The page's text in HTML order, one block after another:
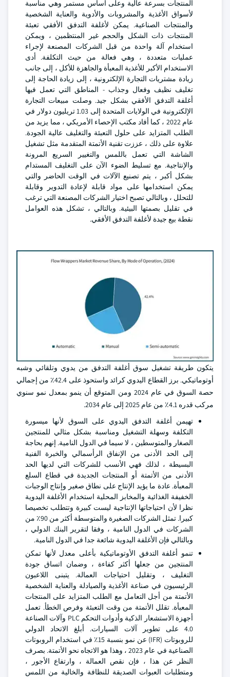
المنتجات بسرعة عالية وعلى أساس مستمر وهي مناسبة
لأسواق الأغذية والمشروبات والأدوية والعناية الشخصية
والمنتجات الصناعية. يمكن لأغلفة التدفق الأفقي تعبئة
المنتجات ذات الشكل والحجم غير المنتظمين ، ويمكن
استخدام آلة واحدة من قبل الشركات المصنعة لإجراء
عمليات متعددة ، وهي فعالة من حيث التكلفة. أدى
الاستخدام الأكبر للأغذية المعبأة والجاهزة للأكل ، إلى جانب
زيادة مشتريات التجارة الإلكترونية ، إلى زيادة الحاجة إلى
تغليف نظيف وفعال وجذاب - المناطق التي تعمل فيها
أغلفة التدفق الأفقي بشكل جيد. وصلت مبيعات التجارة
الإلكترونية في الولايات المتحدة إلى 1.03 تريليون دولار في
عام 2022 ، كما أفاد مكتب الإحصاء الأمريكي ، مما يزيد من
الطلب المتزايد على حلول التعبئة والتغليف عالية الجودة.
علاوة على ذلك ، عززت تقنية الأتمتة المتقدمة مثل تشغيل
الشاشة التي تعمل باللمس والتغيير السريع المرونة
والإنتاجية. مع تسليط الضوء الآن على التغليف المستدام
بشكل أكبر ، يتم تصنيع الآلات في الوقت الحاضر والتي
يمكن استخدامها على مواد قابلة لإعادة التدوير وقابلة
للتحلل ، وبالتالي تصبح اختيار الشركات المصنعة التي ترغب
في تقليل بصمتها البيئية. وبالتالي ، تشكل هذه العوامل
نقطة بيع جيدة لأغلفة التدفق الأفقي.
يتكون طريقة تشغيل سوق أغلفة التدفق من يدوي وتلقائي وشبه
أوتوماتيكي. برز القطاع اليدوي كرائد واستحوذ على 42.4٪ من إجمالي
حصة السوق في عام 2024 ومن المتوقع أن ينمو بمعدل نمو سنوي
مركب قدره 4.1٪ من عام 2025 إلى عام 2034.
تهيمن أغلفة التدفق اليدوي على السوق لأنها ميسورة
التكلفة وسهلة التشغيل ومناسبة بشكل مثالي للمنتجين
الصغار والمتوسطين ، لا سيما في الدول النامية. إنهم بحاجة
إلى الحد الأدنى من الإنفاق الرأسمالي والخبرة الفنية
البسيطة ، لذلك فهي الأنسب للشركات التي لديها الحد
الأدنى من الأتمتة أو المنتجات الجديدة في قطاع السلع
المعبأة. عادة ما يؤيد الإنتاج على نطاق صغير وإنتاج الوجبات
الخفيفة الغذائية والمخابز المحلية استخدام الأغلفة اليدوية
نظرا لأن احتياجاتها الإنتاجية ليست كبيرة وتتطلب تخصيصا
كبيرا. تمثل الشركات الصغيرة والمتوسطة أكثر من 90٪ من
الشركات في الدول النامية ، وفقا لتقرير البنك الدولي ،
وبالتالي فإن الأغلفة اليدوية شائعة جدا في الدول النامية.
تنمو أغلفة التدفق الأوتوماتيكية بأعلى معدل لأنها تمكن
المنتجين من جعلها أكثر كفاءة ، وضمان اتساق جودة
التغليف ، وتقليل احتياجات العمالة. يتبنى اللاعبون
الرئيسيون في صناعة الأغذية والصيادلة والعناية الشخصية
الأتمتة من أجل التعامل مع الطلب المتزايد على المنتجات
المعبأة. تقلل الأتمتة من وقت التعبئة وفرص الخطأ. تعمل
أجهزة الاستشعار الذكية وأدوات التحكم PLC وآلات الصناعة
4.0 على تطوير آلات السيارات. أبلغ الاتحاد الدولي
للروبوتات (IFR) عن نمو بنسبة 15٪ في استخدام الروبوتات
الصناعية في عام 2023 ، وهذا هو الاتجاه نحو الأتمتة. بصرف
النظر عن هذا ، فإن نقص العمالة ، وارتفاع الأجور ،
ومتطلبات العبوات الصديقة للنظافة والخالية من اللمس